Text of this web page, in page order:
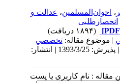
اخوان‌المسلمین،عدالت و
موضوع مقاله:تخصصي
دریافت: 1392/12/14 | پذیرش: 1393/3/25 | انتشار:
مقاله : نام کاربری یا پست